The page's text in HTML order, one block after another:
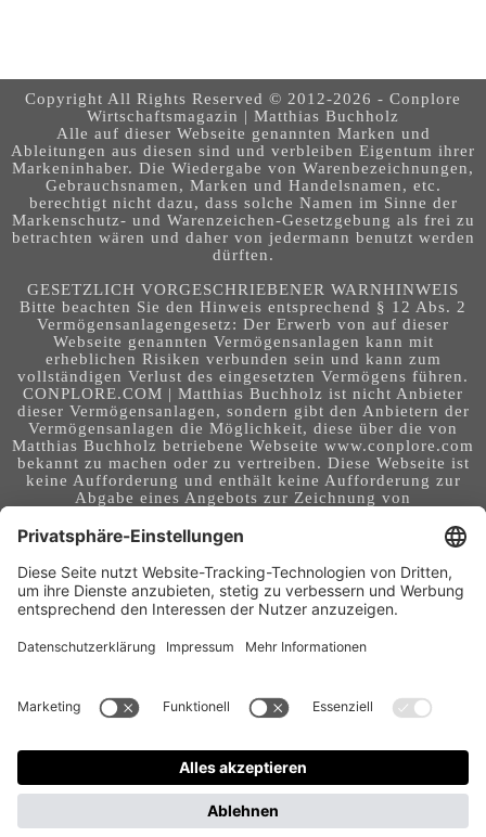
Copyright All Rights Reserved © 2012-2026 - Conplore
Wirtschaftsmagazin | Matthias Buchholz
Alle auf dieser Webseite genannten Marken und
Ableitungen aus diesen sind und verbleiben Eigentum ihrer
Markeninhaber. Die Wiedergabe von Warenbezeichnungen,
Gebrauchsnamen, Marken und Handelsnamen, etc.
berechtigt nicht dazu, dass solche Namen im Sinne der
Markenschutz- und Warenzeichen-Gesetzgebung als frei zu
betrachten wären und daher von jedermann benutzt werden
dürften.
GESETZLICH VORGESCHRIEBENER WARNHINWEIS
Bitte beachten Sie den Hinweis entsprechend § 12 Abs. 2
Vermögensanlagengesetz: Der Erwerb von auf dieser
Webseite genannten Vermögensanlagen kann mit
erheblichen Risiken verbunden sein und kann zum
vollständigen Verlust des eingesetzten Vermögens führen.
CONPLORE.COM | Matthias Buchholz ist nicht Anbieter
dieser Vermögensanlagen, sondern gibt den Anbietern der
Vermögensanlagen die Möglichkeit, diese über die von
Matthias Buchholz betriebene Webseite www.conplore.com
bekannt zu machen oder zu vertreiben. Diese Webseite ist
keine Aufforderung und enthält keine Aufforderung zur
Abgabe eines Angebots zur Zeichnung von
über Vermögensanlagen. Die Webseite richtet sich an ein
internationales Publikum. Sie stellt keine Beratung,
Anlageberatung, Rechtsberatung, Steuerberatung,
Kaufaufforderung oder sonstige Empfehlung dar - es
handelt sich um Werbung. Ob die in auf dieser Webseite
genannten Informationen, Anlagemöglichkeiten,
Instrumente in Ihrem Land rechtskonform (nutzbar) sind
eigenständigen Prüfung. Geldanlagen und Investitionen
können mit Risiken bis hin zum Totalausfall verbunden
der bereitgestellten Informationen entstehen, und für die
Qualität und Aktualität der Angaben, übernimmt der
Betreiber dieser Webseite keine Verantwortung, Garantien
und Haftung.